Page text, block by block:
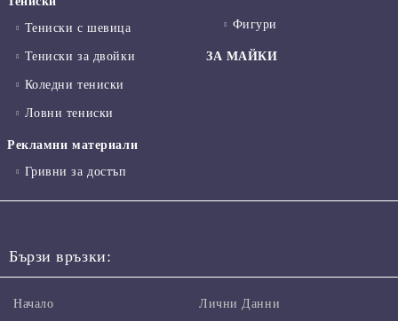
Тениски с шевица
Тениски за двойки
Коледни тениски
Ловни тениски
Рекламни материали
Гривни за достъп
Фигури
ЗА МАЙКИ
Бързи връзки:
Начало Лични Данни